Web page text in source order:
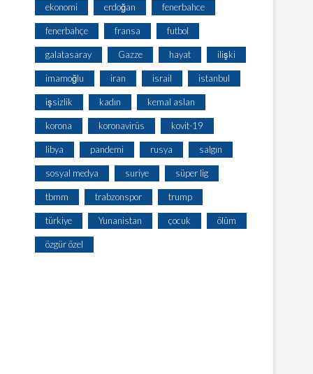
ekonomi erdoğan fenerbahce
fenerbahçe fransa futbol
galatasaray Gazze hayat ilişki
imamoğlu iran israil istanbul
işsizlik kadın kemal aslan
korona koronavirüs kovit-19
libya pandemi rusya salgın
sosyal medya suriye süper lig
tbmm trabzonspor trump
türkiye Yunanistan çocuk ölüm
özgür özel